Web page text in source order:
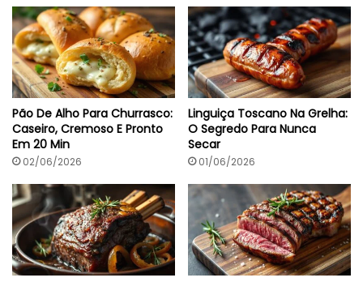
Pão De Alho Para Churrasco:
Caseiro, Cremoso E Pronto
Em 20 Min
02/06/2026
Linguiça Toscano Na Grelha:
O Segredo Para Nunca
Secar
01/06/2026